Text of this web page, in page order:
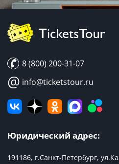
8 (800) 200-31-07
@ info@ticketstour.ru
Юридический адрес:
191186, г.Санкт-Петербург,